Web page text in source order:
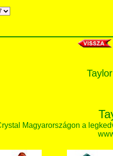
Magyarországon a